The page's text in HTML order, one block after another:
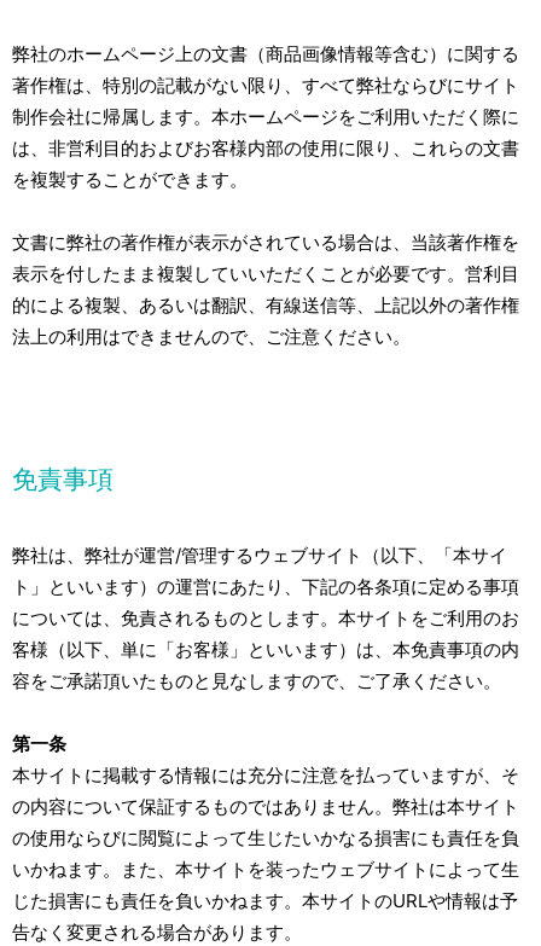
弊社のホームページ上の文書（商品画像情報等含む）に関する
著作権は、特別の記載がない限り、すべて弊社ならびにサイト
制作会社に帰属します。本ホームページをご利用いただく際に
は、非営利目的およびお客様内部の使用に限り、これらの文書
を複製することができます。
文書に弊社の著作権が表示がされている場合は、当該著作権を
表示を付したまま複製していいただくことが必要です。営利目
的による複製、あるいは翻訳、有線送信等、上記以外の著作権
法上の利用はできませんので、ご注意ください。
免責事項
弊社は、弊社が運営/管理するウェブサイト（以下、「本サイ
ト」といいます）の運営にあたり、下記の各条項に定める事項
については、免責されるものとします。本サイトをご利用のお
客様（以下、単に「お客様」といいます）は、本免責事項の内
容をご承諾頂いたものと見なしますので、ご了承ください。
第一条
本サイトに掲載する情報には充分に注意を払っていますが、そ
の内容について保証するものではありません。弊社は本サイト
の使用ならびに閲覧によって生じたいかなる損害にも責任を負
いかねます。また、本サイトを装ったウェブサイトによって生
じた損害にも責任を負いかねます。本サイトのURLや情報は予
告なく変更される場合があります。